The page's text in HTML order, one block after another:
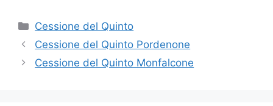
Categorie
Cessione del Quinto
Cessione del Quinto Pordenone
Cessione del Quinto Monfalcone